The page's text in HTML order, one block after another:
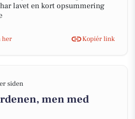
lavet en kort opsummering
her Kopiér link
siden
men med